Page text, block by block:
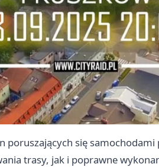
poruszających się
trasy, jak i poprawne